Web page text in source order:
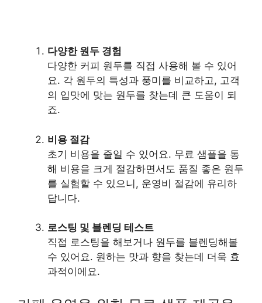
다양한 원두 경험
다양한 커피 원두를 직접 사용해 볼 수 있어
요. 각 원두의 특성과 풍미를 비교하고, 고객
의 입맛에 맞는 원두를 찾는데 큰 도움이 되
죠.
비용 절감
초기 비용을 줄일 수 있어요. 무료 샘플을 통
해 비용을 크게 절감하면서도 품질 좋은 원두
를 실험할 수 있으니, 운영비 절감에 유리하
답니다.
로스팅 및 블렌딩 테스트
직접 로스팅을 해보거나 원두를 블렌딩해볼
수 있어요. 원하는 맛과 향을 찾는데 더욱 효
과적이에요.